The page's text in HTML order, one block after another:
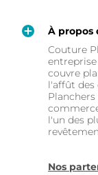
À propos
Couture
couvre
l'affût des
l'un des
Nos